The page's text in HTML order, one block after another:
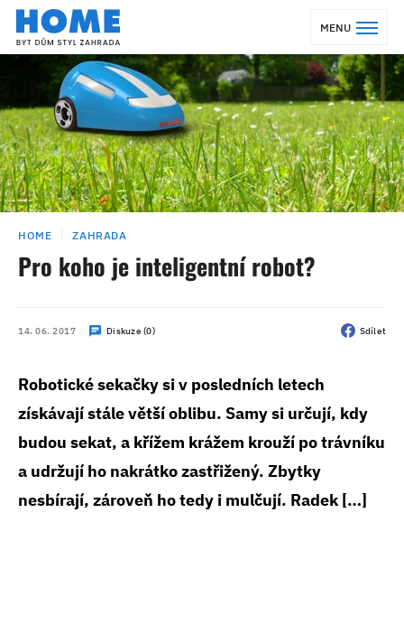
MENU
HOME ZAHRADA
Pro koho je inteligentní robot?
14. 06. 2017 Diskuze (0) Sdílet
Robotické sekačky si v posledních letech
získávají stále větší oblibu. Samy si určují, kdy
budou sekat, a křížem krážem krouží po trávníku
a udržují ho nakrátko zastřižený. Zbytky
nesbírají, zároveň ho tedy i mulčují. Radek […]